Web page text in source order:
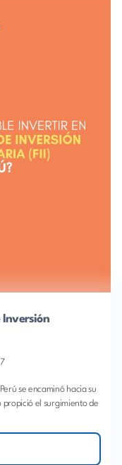
Inversión
se encaminó hacia su
propició el surgimiento de